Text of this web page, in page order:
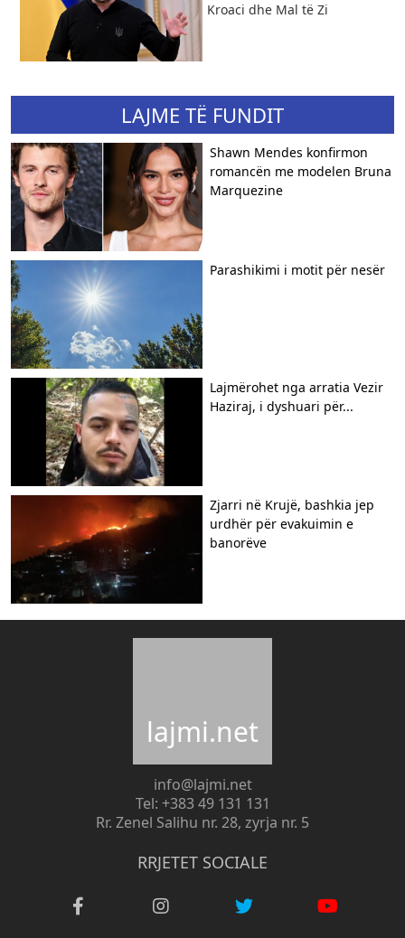
Kroaci dhe Mal të Zi
LAJME TË FUNDIT
Shawn Mendes konfirmon
romancën me modelen Bruna
Marquezine
Parashikimi i motit për nesër
Lajmërohet nga arratia Vezir
Haziraj, i dyshuari për...
Zjarri në Krujë, bashkia jep
urdhër për evakuimin e
banorëve
lajmi.net
info@lajmi.net
Tel: +383 49 131 131
Rr. Zenel Salihu nr. 28, zyrja nr. 5
RRJETET SOCIALE